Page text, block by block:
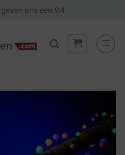
geven ons een 9,4